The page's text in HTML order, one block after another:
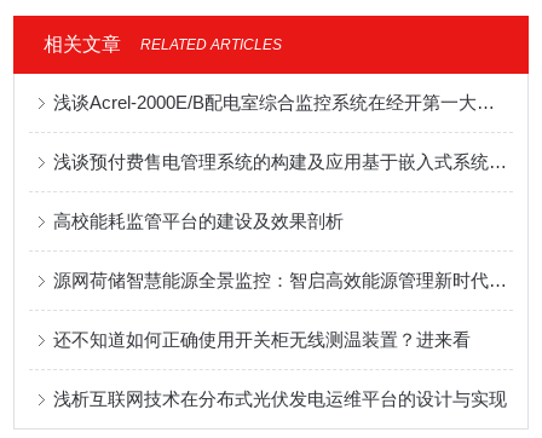
相关文章 RELATED ARTICLES
浅谈Acrel-2000E/B配电室综合监控系统在经开第一大街南一所中的应用
浅谈预付费售电管理系统的构建及应用基于嵌入式系统的网关在物联网的应用
高校能耗监管平台的建设及效果剖析
源网荷储智慧能源全景监控：智启高效能源管理新时代解决方案
还不知道如何正确使用开关柜无线测温装置？进来看
浅析互联网技术在分布式光伏发电运维平台的设计与实现